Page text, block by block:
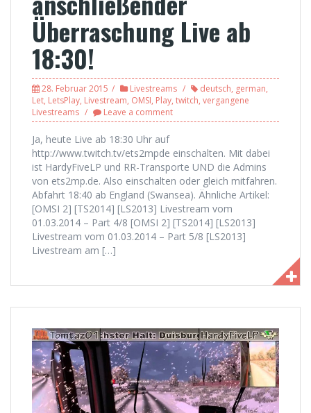
Überraschung Live ab
18:30!
28. Februar 2015 Livestreams deutsch, german,
Let, LetsPlay, Livestream, OMSI, Play, twitch, vergangene
Livestreams
Leave a comment
Ja, heute Live ab 18:30 Uhr auf
http://www.twitch.tv/ets2mpde einschalten. Mit dabei
ist HardyFiveLP und RR-Transporte UND die Admins
von ets2mp.de. Also einschalten oder gleich mitfahren.
Abfahrt 18:40 ab England (Swansea). Ähnliche Artikel:
[OMSI 2] [TS2014] [LS2013] Livestream vom
01.03.2014 – Part 4/8 [OMSI 2] [TS2014] [LS2013]
Livestream vom 01.03.2014 – Part 5/8 [LS2013]
Livestream am […]